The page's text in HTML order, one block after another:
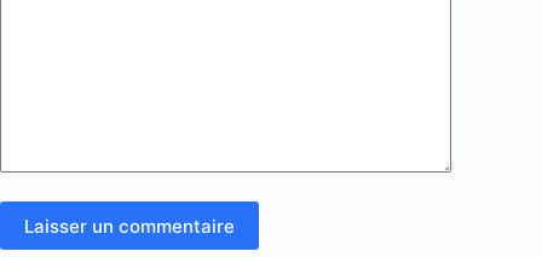
Laisser un commentaire